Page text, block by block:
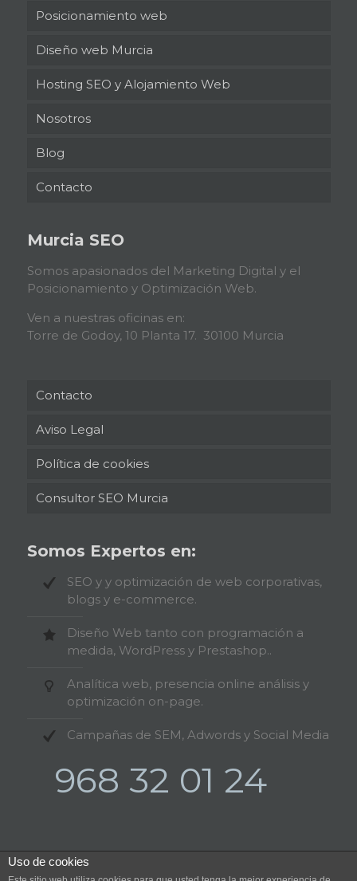
Posicionamiento web
Diseño web Murcia
Hosting SEO y Alojamiento Web
Nosotros
Blog
Contacto
Murcia SEO
Somos apasionados del Marketing Digital y el
Posicionamiento y Optimización Web.
Ven a nuestras oficinas en:
Torre de Godoy, 10 Planta 17. 30100 Murcia
Contacto
Aviso Legal
Política de cookies
Consultor SEO Murcia
Somos Expertos en:
SEO y y optimización de web corporativas,
blogs y e-commerce.
Diseño Web tanto con programación a
medida, WordPress y Prestashop..
Analítica web, presencia online análisis y
optimización on-page.
Campañas de SEM, Adwords y Social Media
968 32 01 24
Uso de cookies